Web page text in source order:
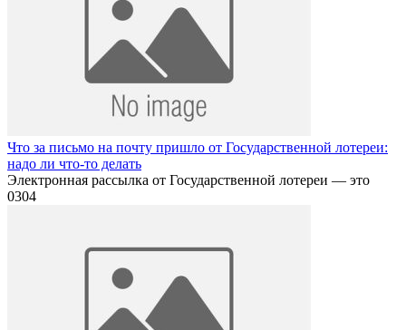
Что за письмо на почту пришло от Государственной лотереи:
надо ли что-то делать
Электронная рассылка от Государственной лотереи — это
0304